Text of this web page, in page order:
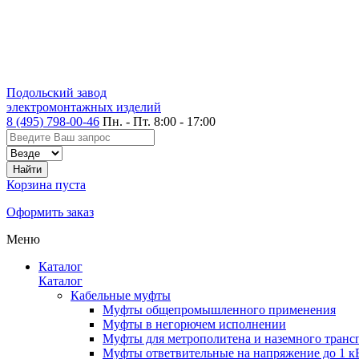
Подольский завод
электромонтажных изделий
8 (495) 798-00-46 Пн. - Пт. 8:00 - 17:00
Корзина пуста
Оформить заказ
Меню
Каталог
Каталог
Кабельные муфты
Муфты общепромышленного применения
Муфты в негорючем исполнении
Муфты для метрополитена и наземного
Муфты ответвительные на напряжение до 1